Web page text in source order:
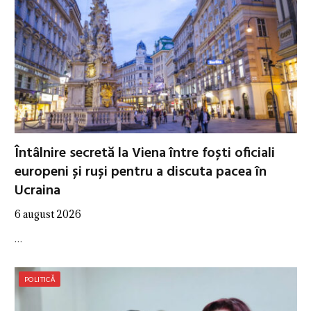
Întâlnire secretă la Viena între foști oficiali
europeni și ruși pentru a discuta pacea în
Ucraina
6 august 2026
…
POLITICĂ